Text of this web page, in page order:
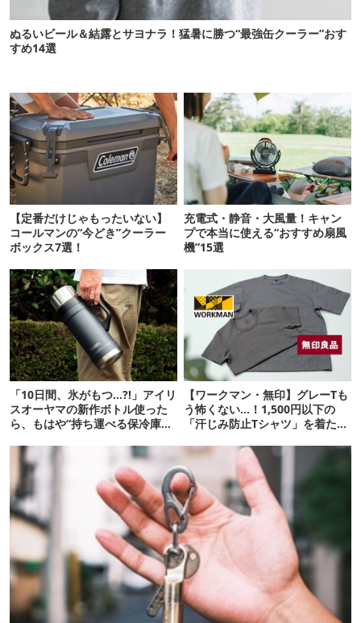
ぬるいビール＆結露とサヨナラ！猛暑に勝つ“最強缶クーラー”おす
すめ14選
【定番だけじゃもったいない】
コールマンの“今どき”クーラー
ボックス7選！
充電式・静音・大風量！キャン
プで本当に使える“おすすめ扇風
機”15選
「10日間、氷がもつ…?!」アイリ
スオーヤマの新作ボトル使った
ら、もはや“持ち運べる保冷庫
【ワークマン・無印】グレーTも
う怖くない…！1,500円以下の
「汗じみ防止Tシャツ」を着たら